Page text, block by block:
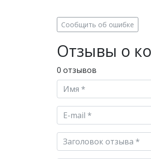
Сообщить об ошибке
Отзывы о
0 отзывов